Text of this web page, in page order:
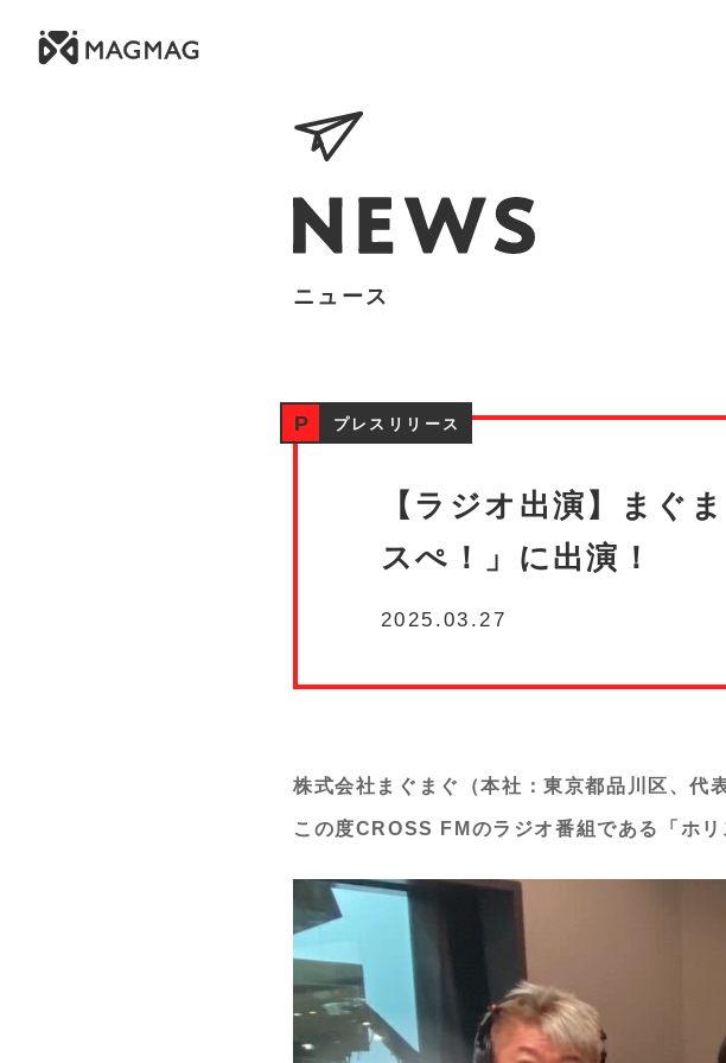
ニュース
プレスリリース
【ラジオ出演】まぐ
スぺ！」に出演！
2025.03.27
株式会社まぐまぐ（本社：東京都品川区、代
この度CROSS FMのラジオ番組である「ホ